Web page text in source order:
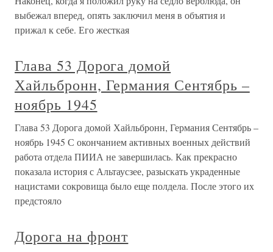
выбежал вперед, опять заключил меня в объятия и
прижал к себе. Его жесткая
Глава 53 Дорога домой
Хайльбронн, Германия Сентябрь –
ноябрь 1945
Глава 53 Дорога домой Хайльбронн, Германия Сентябрь –
ноябрь 1945 С окончанием активных военных действий
работа отдела ПИИА не завершилась. Как прекрасно
показала история с Альтаусзее, разыскать украденные
нацистами сокровища было еще полдела. После этого их
предстояло
Дорога на фронт